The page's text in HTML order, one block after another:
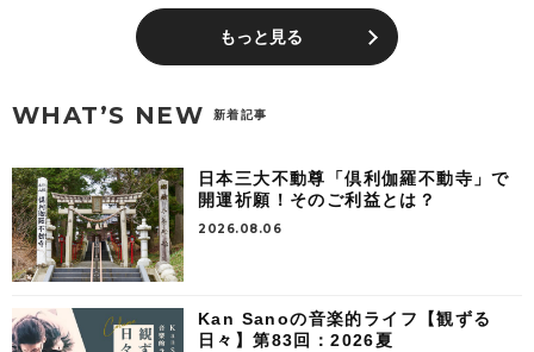
もっと見る
WHAT’S NEW 新着記事
日本三大不動尊「倶利伽羅不動寺」で
開運祈願！そのご利益とは？
2026.08.06
Kan Sanoの音楽的ライフ【観ずる
日々】第83回：2026夏